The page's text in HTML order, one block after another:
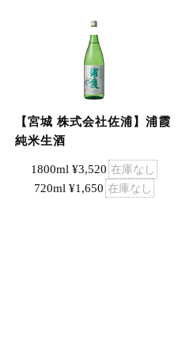
【宮城 株式会社佐浦】浦霞
純米生酒
1800ml ¥3,520 在庫なし
720ml ¥1,650 在庫なし